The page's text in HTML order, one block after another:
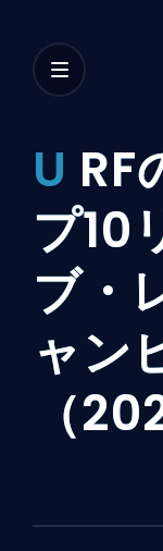
U RF
プ10
ブ・
ャン
（